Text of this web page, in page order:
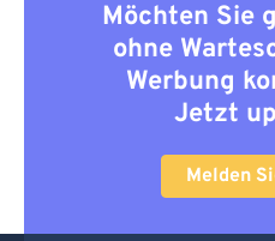
Möchten Sie
ohne
Werbung
Jetzt
Melden